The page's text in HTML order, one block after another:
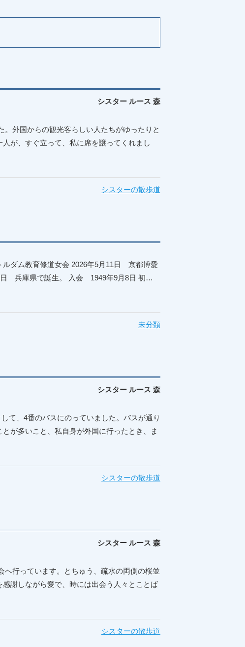
シスター ルース 森
外国からの観光客らしい人たちがゆったりと
が、すぐ立って、私に席を譲ってくれまし
シスターの散歩道
ダム教育修道女会 2026年5月11日 京都博愛
日 兵庫県で誕生。 入会 1949年9月8日 初…
未分類
シスター ルース 森
、4番のバスにのっていました。バスが通り
が多いこと、私自身が外国に行ったとき、ま
シスターの散歩道
シスター ルース 森
行っています。とちゅう、疏水の両側の桜並
謝しながら愛で、時には出会う人々とことば
シスターの散歩道